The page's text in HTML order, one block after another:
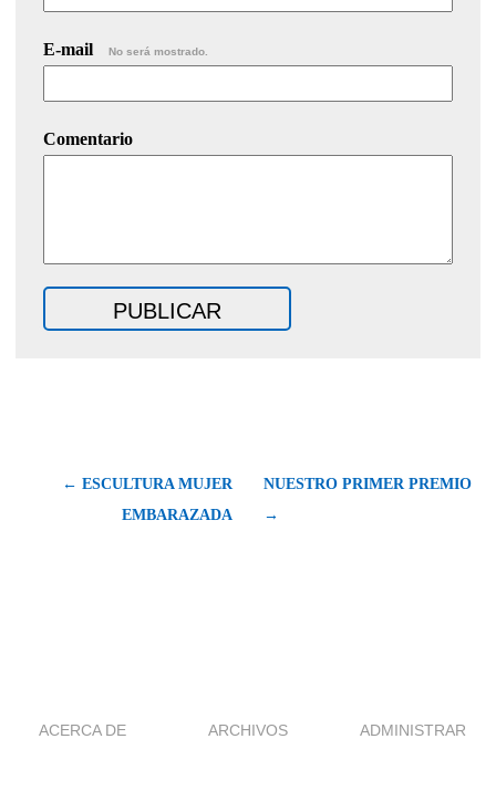
E-mail No será mostrado.
Comentario
← ESCULTURA MUJER
EMBARAZADA
NUESTRO PRIMER PREMIO
→
ACERCA DE ARCHIVOS ADMINISTRAR